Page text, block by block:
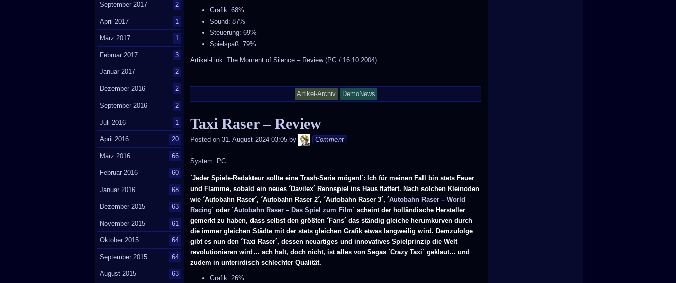
Grafik: 68%
Sound: 87%
Steuerung: 69%
Spielspaß: 79%
Artikel-Link:The Moment of Silence – Review (PC / 16.10.2004)
Artikel-Archiv DemoNews
Taxi Raser – Review
Posted on 31. August 2024 03:05 by Andy
Comment
System: PC
´Jeder Spiele-Redakteur sollte eine Trash-Serie mögen!´: Ich für meinen Fall bin stets Feuer
und Flamme, sobald ein neues ´Davilex´ Rennspiel ins Haus flattert. Nach solchen Kleinoden
wie ´Autobahn Raser´, ´Autobahn Raser 2´, ´Autobahn Raser 3´, ´Autobahn Raser – World
Racing´ oder ´Autobahn Raser – Das Spiel zum Film´ scheint der holländische Hersteller
gemerkt zu haben, dass selbst den größten ´Fans´ das ständig gleiche herumkurven durch
die immer gleichen Städte mit der stets gleichen Grafik etwas langweilig wird. Demzufolge
gibt es nun den ´Taxi Raser´, dessen neuartiges und innovatives Spielprinzip die Welt
revolutionieren wird… ach halt, doch nicht, ist alles von Segas ´Crazy Taxi´ geklaut… und
zudem in unterirdisch schlechter Qualität.
Grafik: 26%
September 2017 2
April 2017 1
März 2017 1
Februar 2017 3
Januar 2017 2
Dezember 2016 2
September 2016 2
Juli 2016 1
April 2016 20
März 2016 66
Februar 2016 60
Januar 2016 68
Dezember 2015 63
November 2015 61
Oktober 2015 64
September 2015 64
August 2015 63